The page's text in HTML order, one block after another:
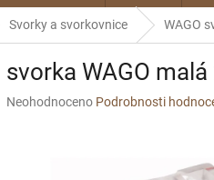
Svorky a svorkovnice WAGO
svorka WAGO
Průměrné
Neohodnoceno Podrobnosti